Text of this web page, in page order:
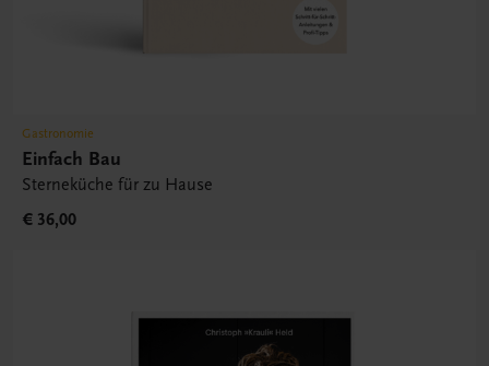
Gastronomie
Einfach Bau
Sterneküche für zu Hause
€ 36,00